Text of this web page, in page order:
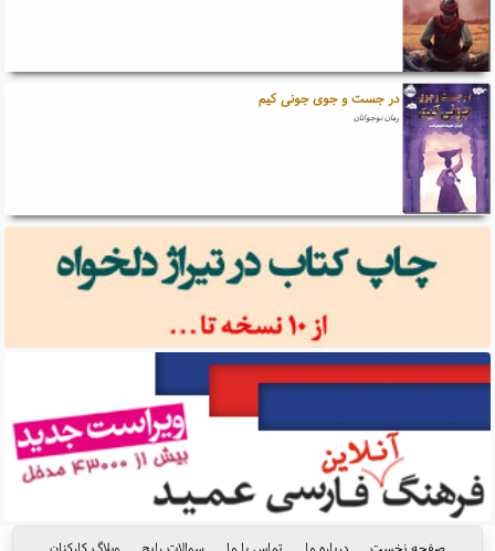
در جست و جوی جونی کیم
رمان نوجوانان
صفحه نخست درباره ما تماس با ما سوالات رایج وبلاگ کارکنان